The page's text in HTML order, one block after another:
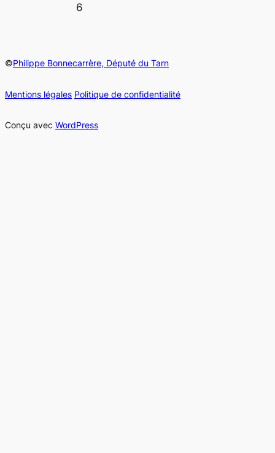
6
©Philippe Bonnecarrère, Député du Tarn
Mentions légales Politique de confidentialité
Conçu avec WordPress